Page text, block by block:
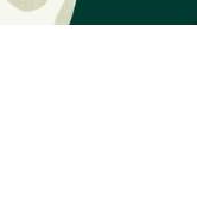
درباره ما